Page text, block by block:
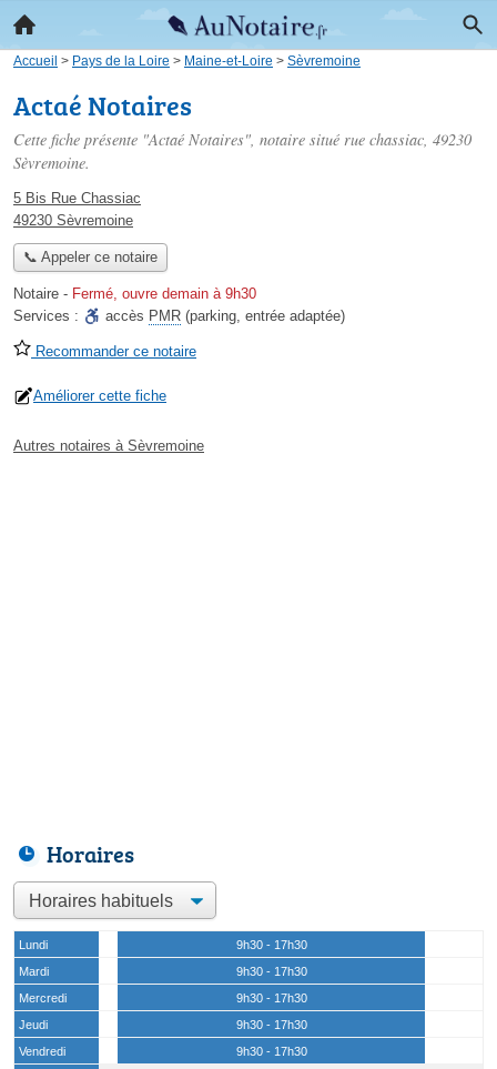
Accueil > Pays de la Loire > Maine-et-Loire > Sèvremoine
Actaé Notaires
Cette fiche présente "Actaé Notaires", notaire situé rue chassiac, 49230
Sèvremoine.
5 Bis Rue Chassiac
49230 Sèvremoine
📞 Appeler ce notaire
Notaire - Fermé, ouvre demain à 9h30
Services :
accès PMR (parking, entrée adaptée)
Recommander ce notaire
Améliorer cette fiche
Autres notaires à Sèvremoine
Horaires
Lundi
9h30 - 17h30
Mardi
9h30 - 17h30
Mercredi
9h30 - 17h30
Jeudi
9h30 - 17h30
Vendredi
9h30 - 17h30